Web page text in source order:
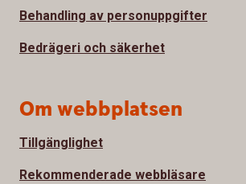
Behandling av personuppgifter
Bedrägeri och säkerhet
Om webbplatsen
Tillgänglighet
Rekommenderade webbläsare